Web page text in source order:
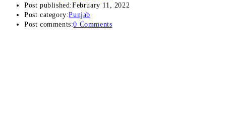
Post published:February 11, 2022
Post category:Punjab
Post comments:0 Comments